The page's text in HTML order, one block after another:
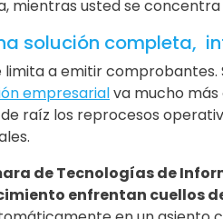
mientras usted se
solución completa,
a emitir comprobantes.
empresarialva mucho más
raíz los reprocesos
de Tecnologías de
enfrentan cuellos